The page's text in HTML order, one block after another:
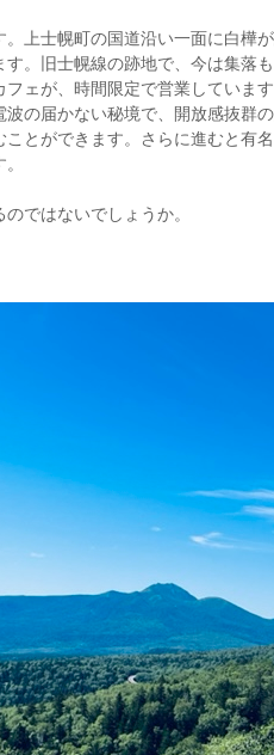
上士幌町の国道沿い一面に白樺
。旧士幌線の跡地で、今は集落
ェが、時間限定で営業していま
の届かない秘境で、開放感抜群
とができます。さらに進むと有
ではないでしょうか。